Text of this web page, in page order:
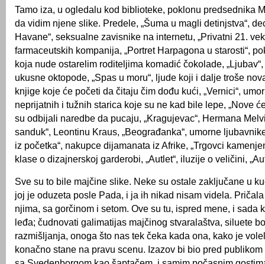
Tamo iza, u ogledalu kod biblioteke, poklonu predsednika
da vidim njene slike. Predele, „Šuma u magli detinjstva“,
Havane“, seksualne zavisnike na internetu, „Privatni 21.
farmaceutskih kompanija, „Portret Harpagona u starosti“,
koja nude ostarelim roditeljima komadić čokolade,
ukusne oktopode, „Spas u moru“, ljude koji i dalje troše
knjige koje će početi da čitaju čim dođu kući, „Vernici“,
neprijatnih i tužnih starica koje su ne kad bile lepe, „Nove
su odbijali naredbe da pucaju, „Kragujevac“, Hermana
sanduk“, Leontinu Kraus, „Beograđanka“, umorne
iz početka“, nakupce dijamanata iz Afrike, „Trgovci
klase o dizajnerskoj garderobi, „Autlet“, iluzije o veličini,
Sve su to bile majčine slike. Neke su ostale zaključane u
joj je oduzeta posle Pada, i ja ih nikad nisam videla.
njima, sa gorčinom i setom. Ove su tu, ispred mene, i sada
leđa; čudnovati galimatijas majčinog stvaralaštva, siluete
razmišljanja, onoga što nas tek čeka kada ona, kako je
konačno stane na pravu scenu. Izazov bi bio pred